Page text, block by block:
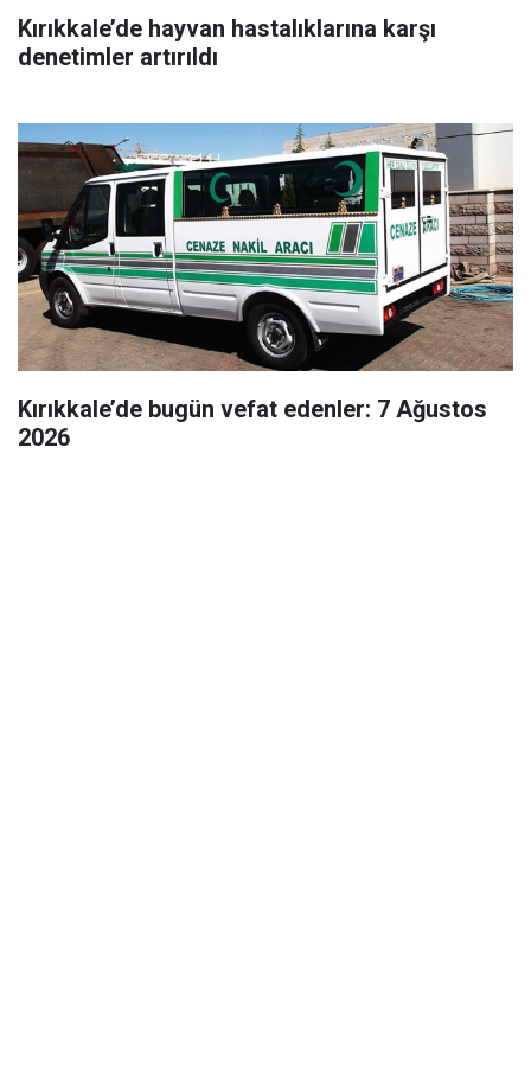
Kırıkkale’de hayvan hastalıklarına karşı
denetimler artırıldı
Kırıkkale’de bugün vefat edenler: 7 Ağustos
2026